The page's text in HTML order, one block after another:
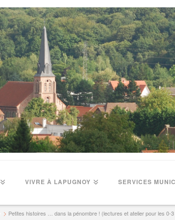
VIVRE À LAPUGNOY SERVICES
Petites histoires … dans la pénombre ! (lectures et atelier pour les 0-